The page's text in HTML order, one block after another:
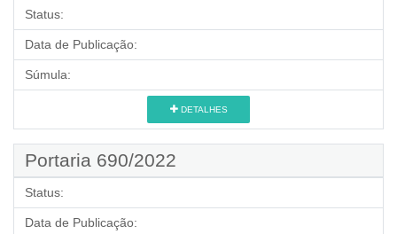
Status:
Data de Publicação:
Súmula:
DETALHES
Portaria 690/2022
Status:
Data de Publicação: